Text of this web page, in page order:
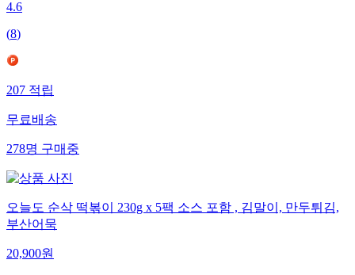
4.6
(8)
207적립
무료배송
278명구매중
오늘도 순삭 떡볶이 230g x 5팩 소스 포함 , 김말이, 만두튀김,
부산어묵
20,900원